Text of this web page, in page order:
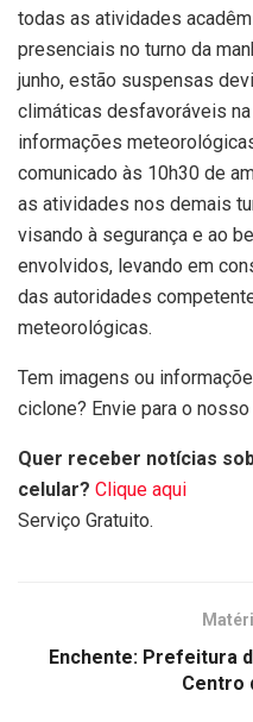
todas as atividades
presenciais no turno da
junho, estão suspensas
climáticas desfavoráveis
informações
comunicado às 10h30 de
as atividades nos demais
visando à segurança e ao
envolvidos, levando em
das autoridades
meteorológicas.
Tem imagens ou
ciclone? Envie para o nosso
Quer receber notícias
celular? Clique aqui
Serviço Gratuito.
Enchente: Prefeitura
Centro